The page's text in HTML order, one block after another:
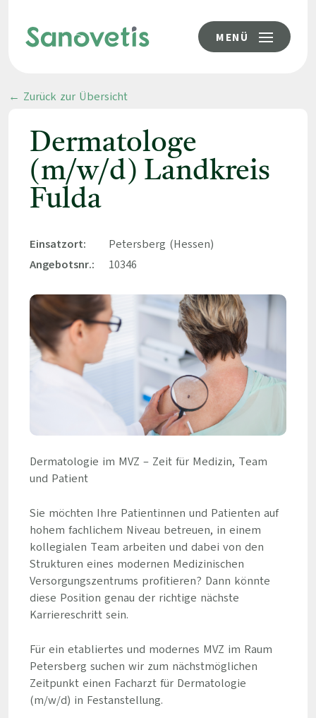
MENÜ
← Zurück zur Übersicht
Dermatologe
(m/w/d) Landkreis
Fulda
Einsatzort:
Petersberg (Hessen)
Angebotsnr.:
10346
Dermatologie im MVZ – Zeit für Medizin, Team
und Patient
Sie möchten Ihre Patientinnen und Patienten auf
hohem fachlichem Niveau betreuen, in einem
kollegialen Team arbeiten und dabei von den
Strukturen eines modernen Medizinischen
Versorgungszentrums profitieren? Dann könnte
diese Position genau der richtige nächste
Karriereschritt sein.
Für ein etabliertes und modernes MVZ im Raum
Petersberg suchen wir zum nächstmöglichen
Zeitpunkt einen Facharzt für Dermatologie
(m/w/d) in Festanstellung.